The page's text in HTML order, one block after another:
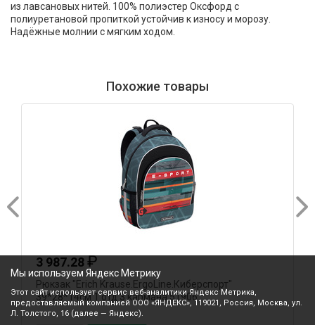
из лавсановых нитей. 100% полиэстер Оксфорд с
полиуретановой пропиткой устойчив к износу и морозу.
Надёжные молнии с мягким ходом.
Похожие товары
3 987.28₽
Рюкзак "Erich Krause.ErgoLine.Киберспорт"
39*28*14см 1 отд 3 кармана 51906
Мы используем Яндекс Метрику
Этот сайт использует сервис веб-аналитики Яндекс Метрика,
предоставляемый компанией ООО «ЯНДЕКС», 119021, Россия, Москва, ул.
Л. Толстого, 16 (далее — Яндекс).